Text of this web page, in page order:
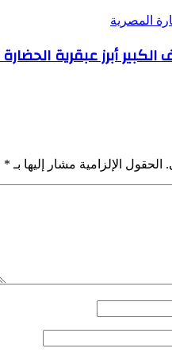
أبرز عبقرية
الحقول الإلزامية مشار إليها بـ *